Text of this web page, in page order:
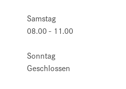
Samstag
08.00 - 11.00
Sonntag
Geschlossen